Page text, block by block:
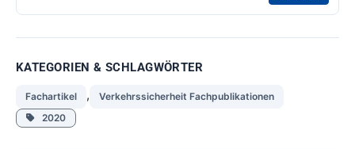
KATEGORIEN & SCHLAGWÖRTER
Fachartikel ,
Verkehrssicherheit Fachpublikationen
2020